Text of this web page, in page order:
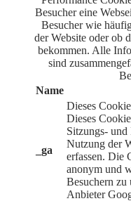
Besucher eine
Besucher wie
der Website oder ob
bekommen. Alle
sind
Name
_ga
Dieses
Dieses
Sitzungs- und
Nutzung der
erfassen. Die
anonym und
Besuchern zu
Anbieter